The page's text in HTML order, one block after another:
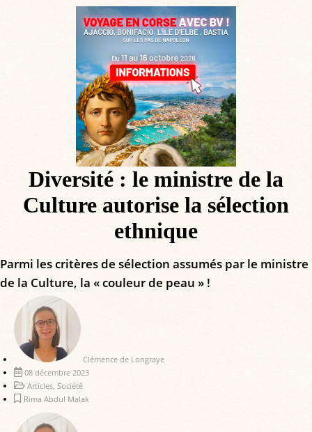
Diversité : le ministre de la
Culture autorise la sélection
ethnique
Parmi les critères de sélection assumés par le ministre
de la Culture, la « couleur de peau » !
Clémence de Longraye
08 décembre 2023
Articles, Société
Rima Abdul Malak